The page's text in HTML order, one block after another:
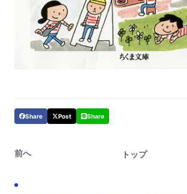
Share Post Share
前へ トップ